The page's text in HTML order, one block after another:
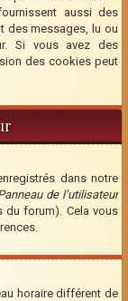
aussi des
des messages, lu ou
Si vous avez des
des cookies peut
dans notre
de l’utilisateur
du forum). Cela vous
horaire différent de